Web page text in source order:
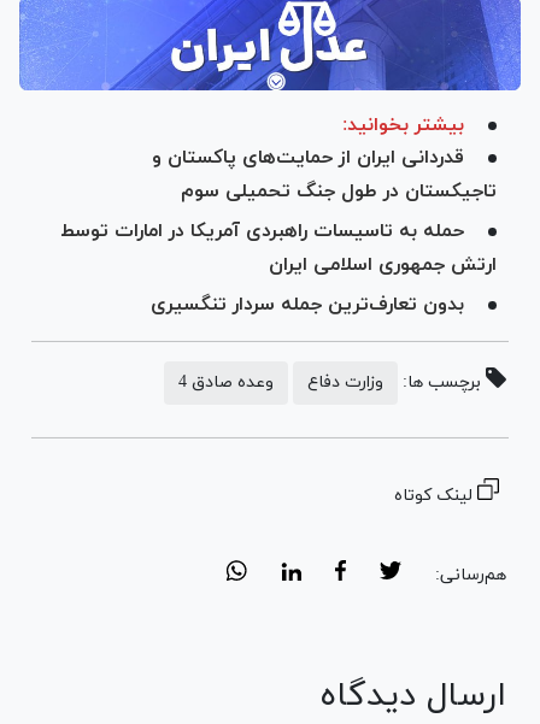
بیشتر بخوانید:
قدردانی ایران از حمایت‌های پاکستان و
تاجیکستان در طول جنگ تحمیلی سوم
حمله به تاسیسات راهبردی آمریکا در امارات توسط
ارتش جمهوری اسلامی ایران
بدون تعارف‌ترین جمله سردار تنگسیری
برچسب ها: وزارت دفاع وعده صادق 4
لینک کوتاه
هم‌رسانی:
ارسال دیدگاه